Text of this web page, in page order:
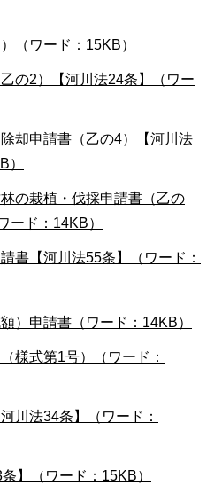
（ワード：15KB）
の2）【河川法24条】（ワー
却申請書（乙の4）【河川法
）
の栽植・伐採申請書（乙の
ード：14KB）
書【河川法55条】（ワード：
）申請書（ワード：14KB）
様式第1号）（ワード：
川法34条】（ワード：
】（ワード：15KB）